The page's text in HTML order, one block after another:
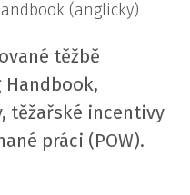
těžbě
těžařské incentivy
práci (POW).